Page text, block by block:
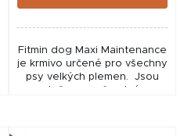
5
hvězdiček.
Fitmin dog Maxi Maintenance
je krmivo určené pro všechny
psy velkých plemen. Jsou
založeny na čerstvém